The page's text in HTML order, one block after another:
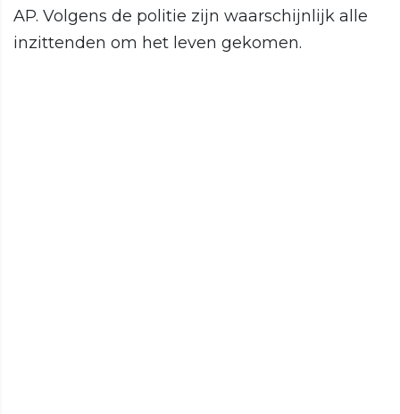
AP. Volgens de politie zijn waarschijnlijk alle
inzittenden om het leven gekomen.